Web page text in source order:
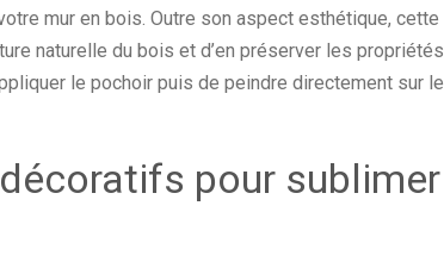
mur en bois. Outre son aspect esthétique, cette
naturelle du bois et d’en préserver les propriétés
le pochoir puis de peindre directement sur le
pour sublimer